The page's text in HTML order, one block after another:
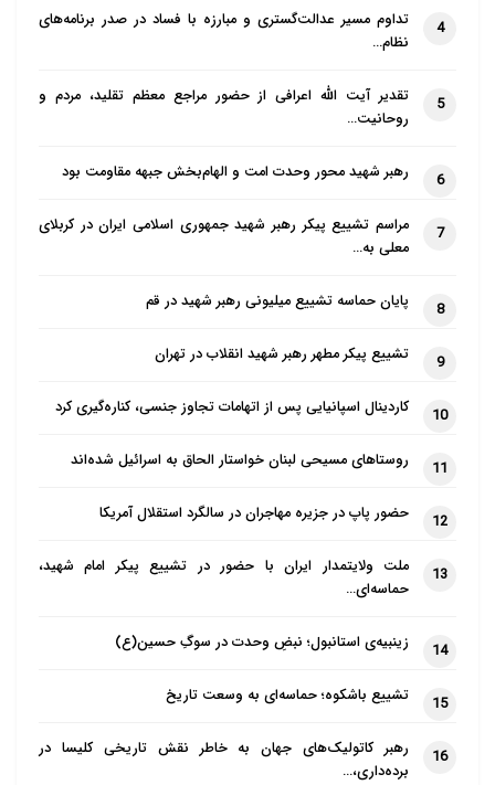
4
تداوم مسیر عدالت‌گستری و مبارزه با فساد در صدر برنامه‌های
نظام…
5
تقدیر آیت الله اعرافی از حضور مراجع معظم تقلید، مردم و
روحانیت…
6 رهبر شهید محور وحدت امت و الهام‌بخش جبهه مقاومت بود
7
مراسم تشییع پیکر رهبر شهید جمهوری اسلامی ایران در کربلای
معلی به…
8 پایان حماسه تشییع میلیونی رهبر شهید در قم
9 تشییع پیکر مطهر رهبر شهید انقلاب در تهران
10 کاردینال اسپانیایی پس از اتهامات تجاوز جنسی، کناره‌گیری کرد
11 روستاهای مسیحی لبنان خواستار الحاق به اسرائیل شده‌اند
12 حضور پاپ در جزیره مهاجران در سالگرد استقلال آمریکا
13
ملت ولایتمدار ایران با حضور در تشییع پیکر امام شهید،
حماسه‌ای…
14 زینبیه‌ی استانبول؛ نبضِ وحدت در سوگِ حسین(ع)
15 تشییع باشکوه؛ حماسه‌ای به وسعت تاریخ
16
رهبر کاتولیک‌های جهان به خاطر نقش تاریخی کلیسا در
برده‌داری،…